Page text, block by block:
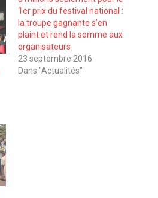
1er prix du festival national :
la troupe gagnante s’en
plaint et rend la somme aux
organisateurs
23 septembre 2016
Dans "Actualités"